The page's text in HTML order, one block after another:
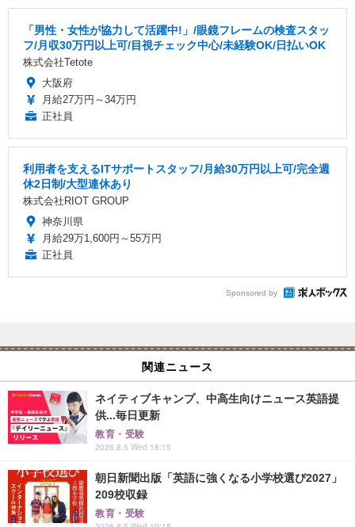
「男性・女性が協力して活躍中!」/眼鏡フレームの検査スタッ
フ/月収30万円以上可/目視チェック中心/未経験OK/日払いOK
株式会社Tetote
大阪府
月給27万円～34万円
正社員
利用者を支えるITサポートスタッフ/月給30万円以上可/完全週
休2日制/大型連休あり
株式会社RIOT GROUP
神奈川県
月給29万1,600円～55万円
正社員
Sponsored by
関連ニュース
ネイティブキャンプ、中高生向けニュース英語提
供...毎日更新
教育・受験
2026.8.5 Wed 18:15
朝日新聞出版「英語に強くなる小学校選び2027」
209校収録
教育・受験